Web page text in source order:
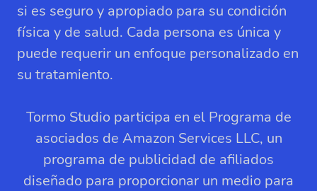
si es seguro y apropiado para su condición
física y de salud. Cada persona es única y
puede requerir un enfoque personalizado en
su tratamiento.
Tormo Studio participa en el Programa de
asociados de Amazon Services LLC, un
programa de publicidad de afiliados
diseñado para proporcionar un medio para